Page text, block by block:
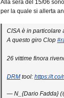
Alla sera del 15/06
per la quale si allerta
CISA è in particolare
A questo giro Clop
26 vittime finora
DRM tool: https://
— N_{Dario Fadda}